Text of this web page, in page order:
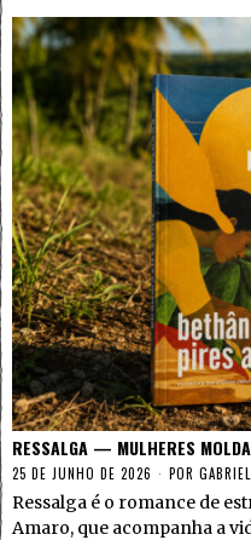
RESSALGA — MULHERES
25 DE JUNHO DE 2026 POR
Ressalga é o romance de
Amaro, que acompanha a